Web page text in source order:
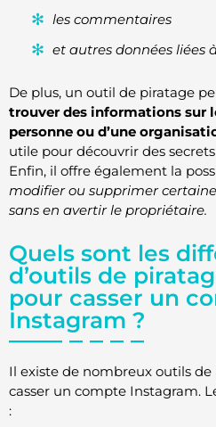
les commentaires
et autres données liées
De plus, un outil de piratage
trouver des informations sur
personne ou d’une
utile pour découvrir des
Enfin, il offre également la
modifier ou supprimer
sans en avertir le propriétaire.
Quels sont les
d’outils de
pour casser un
Instagram ?
Il existe de nombreux outils
casser un compte Instagram.
: